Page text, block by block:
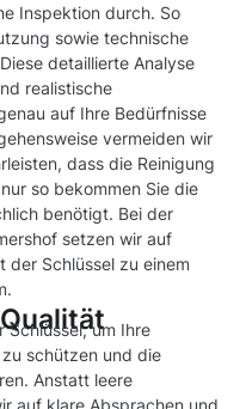
Inspektion durch. So
sowie technische
detaillierte Analyse
realistische
auf Ihre Bedürfnisse
vermeiden wir
dass die Reinigung
so bekommen Sie die
benötigt. Bei der
setzen wir auf
der Schlüssel zu einem
Schlüssel, um Ihre
schützen und die
Anstatt leere
auf klare Absprachen und